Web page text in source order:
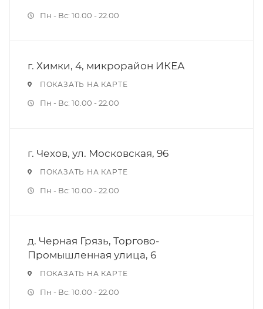
Пн - Вс: 10.00 - 22.00
г. Химки, 4, микрорайон ИКЕА
ПОКАЗАТЬ НА КАРТЕ
Пн - Вс: 10.00 - 22.00
г. Чехов, ул. Московская, 96
ПОКАЗАТЬ НА КАРТЕ
Пн - Вс: 10.00 - 22.00
д. Черная Грязь, Торгово-
Промышленная улица, 6
ПОКАЗАТЬ НА КАРТЕ
Пн - Вс: 10.00 - 22.00